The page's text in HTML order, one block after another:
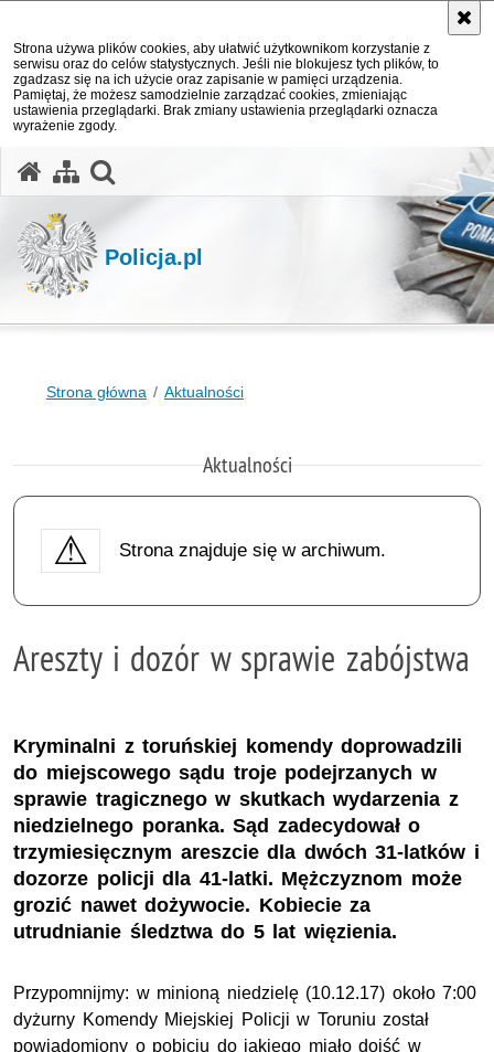
Strona używa plików cookies, aby ułatwić użytkownikom korzystanie z
serwisu oraz do celów statystycznych. Jeśli nie blokujesz tych plików, to
zgadzasz się na ich użycie oraz zapisanie w pamięci urządzenia.
Pamiętaj, że możesz samodzielnie zarządzać cookies, zmieniając
ustawienia przeglądarki. Brak zmiany ustawienia przeglądarki oznacza
wyrażenie zgody.
Policja.pl
Strona główna Aktualności
Aktualności
Strona znajduje się w archiwum.
Areszty i dozór w sprawie zabójstwa
Kryminalni z toruńskiej komendy doprowadzili
do miejscowego sądu troje podejrzanych w
sprawie tragicznego w skutkach wydarzenia z
niedzielnego poranka. Sąd zadecydował o
trzymiesięcznym areszcie dla dwóch 31-latków i
dozorze policji dla 41-latki. Mężczyznom może
grozić nawet dożywocie. Kobiecie za
utrudnianie śledztwa do 5 lat więzienia.
Przypomnijmy: w minioną niedzielę (10.12.17) około 7:00
dyżurny Komendy Miejskiej Policji w Toruniu został
powiadomiony o pobiciu do jakiego miało dojść w